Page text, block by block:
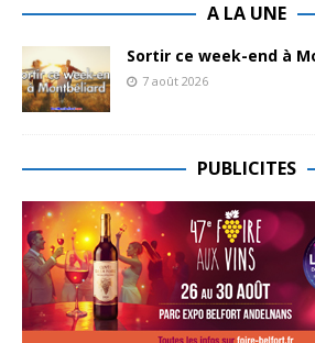
A LA UNE
Sortir ce week-end à
7 août 2026
PUBLICITES